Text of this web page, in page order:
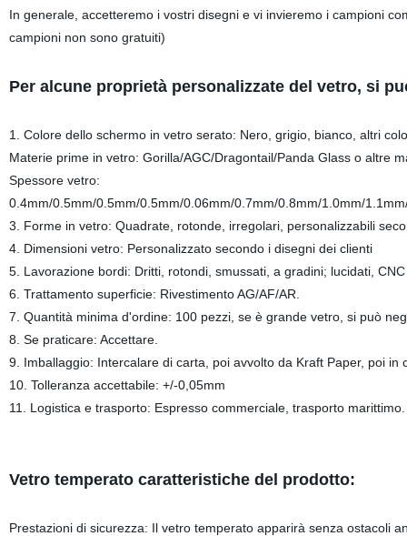
In generale, accetteremo i vostri disegni e vi invieremo i campioni
campioni non sono gratuiti)
Per alcune proprietà personalizzate del vetro, si
1. Colore dello schermo in vetro serato: Nero, grigio, bianco, altri
Materie prime in vetro: Gorilla/AGC/Dragontail/Panda Glass o altre
Spessore vetro:
0.4mm/0.5mm/0.5mm/0.5mm/0.06mm/0.7mm/0.8mm/1.0mm/
3. Forme in vetro: Quadrate, rotonde, irregolari, personalizzabili
4. Dimensioni vetro: Personalizzato secondo i disegni dei clienti
5. Lavorazione bordi: Dritti, rotondi, smussati, a gradini; lucidati,
6. Trattamento superficie: Rivestimento AG/AF/AR.
7. Quantità minima d'ordine: 100 pezzi, se è grande vetro, si può
8. Se praticare: Accettare.
9. Imballaggio: Intercalare di carta, poi avvolto da Kraft Paper, poi in
10. Tolleranza accettabile: +/-0,05mm
11. Logistica e trasporto: Espresso commerciale, trasporto
Vetro temperato caratteristiche del prodotto:
Prestazioni di sicurezza: Il vetro temperato apparirà senza ostacoli